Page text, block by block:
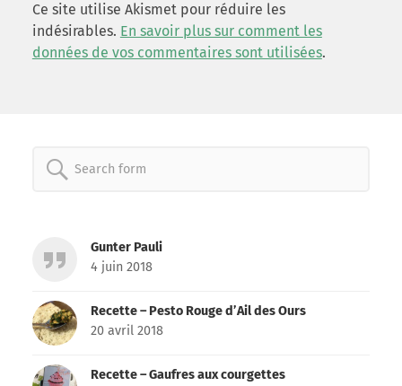
Ce site utilise Akismet pour réduire les
indésirables. En savoir plus sur comment les
données de vos commentaires sont utilisées.
Search
Gunter Pauli
4 juin 2018
Recette – Pesto Rouge d’Ail des Ours
20 avril 2018
Recette – Gaufres aux courgettes